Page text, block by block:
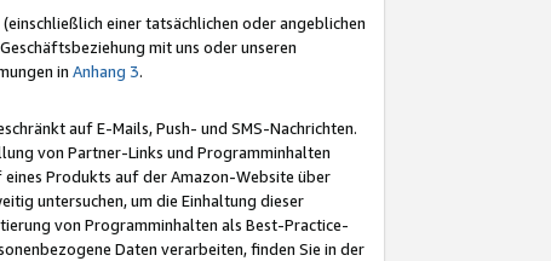
einer tatsächlichen oder angeblichen
mit uns oder unseren
in Anhang 3.
auf E-Mails, Push- und SMS-Nachrichten.
von Partner-Links und Programminhalten
Produkts auf der Amazon-Website über
untersuchen, um die Einhaltung dieser
von Programminhalten als Best-Practice-
Daten verarbeiten, finden Sie in der